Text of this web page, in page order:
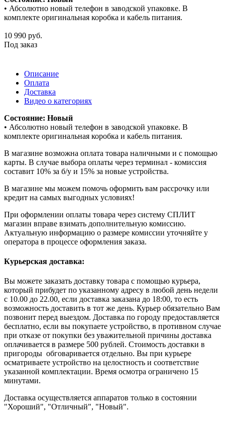
• Абсолютно новый телефон в заводской упаковке. В
комплекте оригинальная коробка и кабель питания.
10 990 руб.
Под заказ
Описание
Оплата
Доставка
Видео о категориях
Состояние: Новый
• Абсолютно новый телефон в заводской упаковке. В
комплекте оригинальная коробка и кабель питания.
В магазине возможна оплата товара наличными и с помощью
карты. В случае выбора оплаты через терминал - комиссия
составит 10% за б/у и 15% за новые устройства.
В магазине мы можем помочь оформить вам рассрочку или
кредит на самых выгодных условиях!
При оформлении оплаты товара через систему СПЛИТ
магазин вправе взимать дополнительную комиссию.
Актуальную информацию о размере комиссии уточняйте у
оператора в процессе оформления заказа.
Курьерская доставка:
Вы можете заказать доставку товара с помощью курьера,
который прибудет по указанному адресу в любой день недели
с 10.00 до 22.00, если доставка заказана до 18:00, то есть
возможность доставить в тот же день. Курьер обязательно Вам
позвонит перед выездом. Доставка по городу предоставляется
бесплатно, если вы покупаете устройство, в противном случае
при отказе от покупки без уважительной причины доставка
оплачивается в размере 500 рублей. Стоимость доставки в
пригороды обговаривается отдельно. Вы при курьере
осматриваете устройство на целостность и соответствие
указанной комплектации. Время осмотра ограничено 15
минутами.
Доставка осуществляется аппаратов только в состоянии
"Хороший", "Отличный", "Новый".